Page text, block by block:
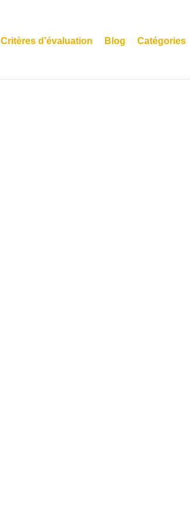
Critères d’évaluation Blog Catégories